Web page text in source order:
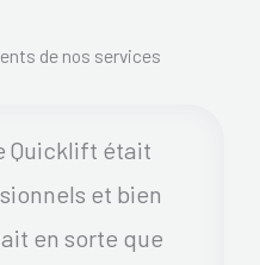
de nos services
Quicklift était
et bien
en sorte que